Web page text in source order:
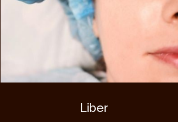
Liber